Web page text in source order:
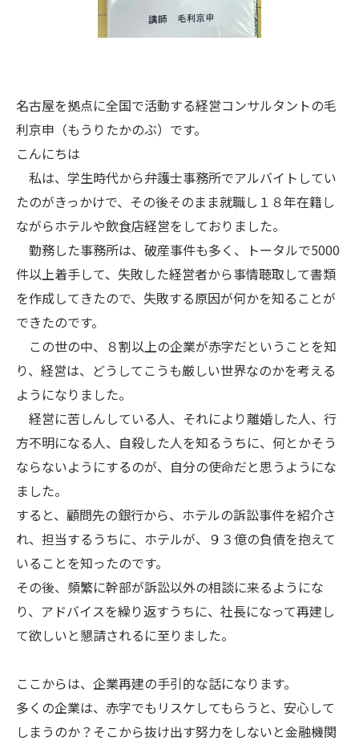
名古屋を拠点に全国で活動する経営コンサルタントの毛
利京申（もうりたかのぶ）です。
こんにちは
私は、学生時代から弁護士事務所でアルバイトしてい
たのがきっかけで、その後そのまま就職し１８年在籍し
ながらホテルや飲食店経営をしておりました。
勤務した事務所は、破産事件も多く、トータルで5000
件以上着手して、失敗した経営者から事情聴取して書類
を作成してきたので、失敗する原因が何かを知ることが
できたのです。
この世の中、８割以上の企業が赤字だということを知
り、経営は、どうしてこうも厳しい世界なのかを考える
ようになりました。
経営に苦しんしている人、それにより離婚した人、行
方不明になる人、自殺した人を知るうちに、何とかそう
ならないようにするのが、自分の使命だと思うようにな
ました。
すると、顧問先の銀行から、ホテルの訴訟事件を紹介さ
れ、担当するうちに、ホテルが、９３億の負債を抱えて
いることを知ったのです。
その後、頻繁に幹部が訴訟以外の相談に来るようにな
り、アドバイスを繰り返すうちに、社長になって再建し
て欲しいと懇請されるに至りました。
ここからは、企業再建の手引的な話になります。
多くの企業は、赤字でもリスケしてもらうと、安心して
しまうのか？そこから抜け出す努力をしないと金融機関